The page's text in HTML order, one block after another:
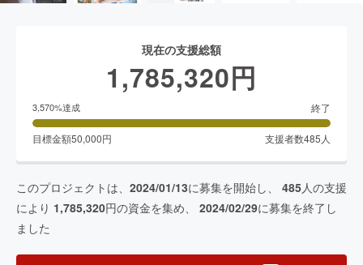
現在の支援総額
1,785,320円
3,570%達成 終了
目標金額50,000円 支援者数485 人
このプロジェクトは、 2024/01/13に募集を開始し、 485人の支援
により 1,785,320円の資金を集め、 2024/02/29に募集を終了し
ました